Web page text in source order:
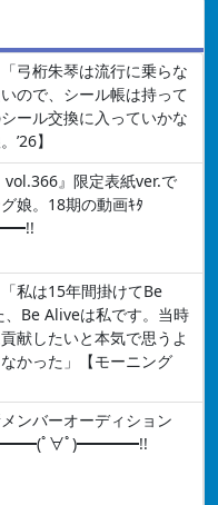
弓桁朱琴は流行に乗らな
ので、シール帳は持って
ール交換に入っていかな
’26】
vol.366』限定表紙ver.で
娘。18期の動画ｷﾀ
私は15年間掛けてBe
Be Aliveは私です。当時
献したいと本気で思うよ
かった」【モーニング
ンバーオーディション
ﾟ∀ﾟ)━━━━!!